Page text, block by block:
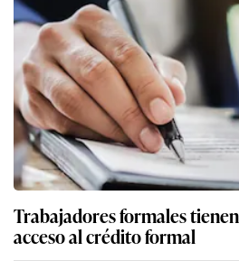
Trabajadores formales
acceso al crédito formal